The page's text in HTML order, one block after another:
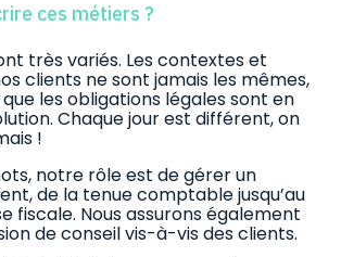
ces métiers ?
très variés. Les contextes et
clients ne sont jamais les mêmes,
les obligations légales sont en
Chaque jour est différent, on
!
notre rôle est de gérer un
de la tenue comptable jusqu’au
fiscale. Nous assurons également
de conseil vis-à-vis des clients.